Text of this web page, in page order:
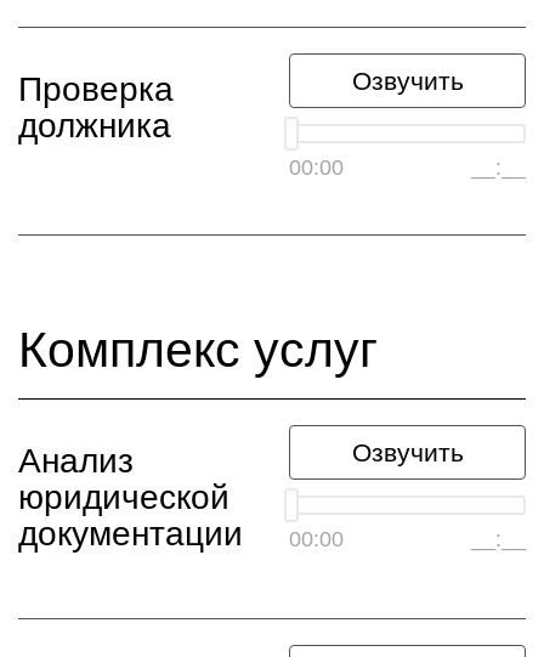
Озвучить
00:00 __:__
Проверка
должника
Комплекс услуг
Озвучить
00:00 __:__
Анализ
юридической
документации